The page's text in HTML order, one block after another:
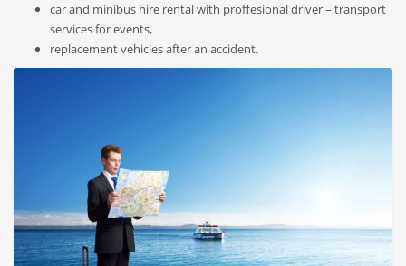
car and minibus hire rental with proffesional driver – transport
services for events,
replacement vehicles after an accident.